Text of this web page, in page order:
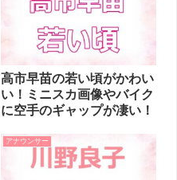
高市早苗の若い頃がかわい
い！ミニスカ画像やバイク
に空手のギャップが凄い！
アナウンサー